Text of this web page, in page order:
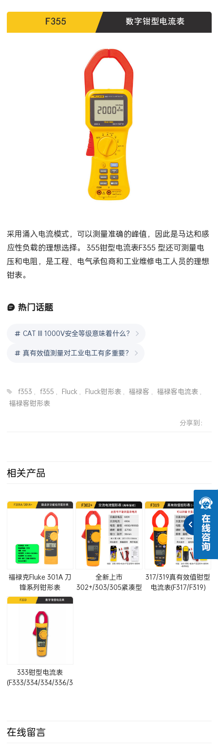
采用涌入电流模式，可以测量准确的峰值，因此是马达和感
应性负载的理想选择。 355钳型电流表F355 型还可测量电
压和电阻，是工程、电气承包商和工业维修电工人员的理想
钳表。
热门话题
CAT III 1000V安全等级意味着什么？
真有效值测量对工业电工有多重要？
f353 , f355 , Fluck, Fluck钳形表, 福禄客 , 福禄客电流表,
福禄客钳形表
分享到：
相关产品
福禄克Fluke 301A 刀
锋系列钳形表
(301A+带TL75表笔)
全新上市
302+/303/305紧凑型
317/319真有效值钳型
电流表(F317/F319)
333钳型电流表
(F333/334/334/336/337)
在线留言